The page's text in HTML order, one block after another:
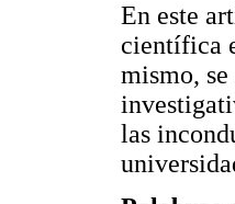
En este
científica
mismo,
las